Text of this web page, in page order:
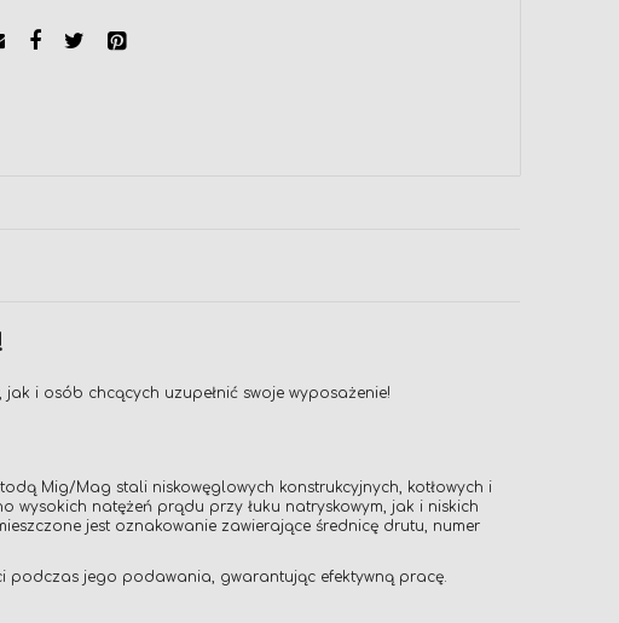
i osób chcących uzupełnić swoje wyposażenie!
Mig/Mag stali niskowęglowych konstrukcyjnych, kotłowych i
natężeń prądu przy łuku natryskowym, jak i niskich
jest oznakowanie zawierające średnicę drutu, numer
podczas jego podawania, gwarantując efektywną pracę.